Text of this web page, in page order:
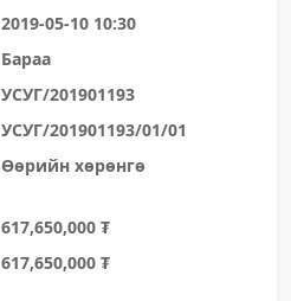
2019-05-10 10:30
Бараа
УСУГ/201901193
УСУГ/201901193/01/01
Өөрийн хөрөнгө
617,650,000 ₮
617,650,000 ₮